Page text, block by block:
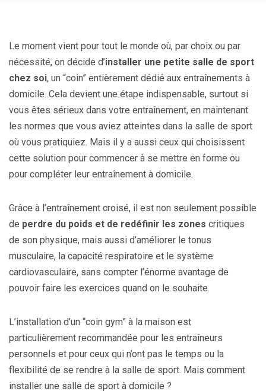
Le moment vient pour tout le monde où, par choix ou par
nécessité, on décide d’installer une petite salle de sport
chez soi, un “coin” entièrement dédié aux entraînements à
domicile. Cela devient une étape indispensable, surtout si
vous êtes sérieux dans votre entraînement, en maintenant
les normes que vous aviez atteintes dans la salle de sport
où vous pratiquiez. Mais il y a aussi ceux qui choisissent
cette solution pour commencer à se mettre en forme ou
pour compléter leur entraînement à domicile.
Grâce à l’entraînement croisé, il est non seulement possible
de perdre du poids et de redéfinir les zones critiques
de son physique, mais aussi d’améliorer le tonus
musculaire, la capacité respiratoire et le système
cardiovasculaire, sans compter l’énorme avantage de
pouvoir faire les exercices quand on le souhaite.
L’installation d’un “coin gym” à la maison est
particulièrement recommandée pour les entraîneurs
personnels et pour ceux qui n’ont pas le temps ou la
flexibilité de se rendre à la salle de sport. Mais comment
installer une salle de sport à domicile ?